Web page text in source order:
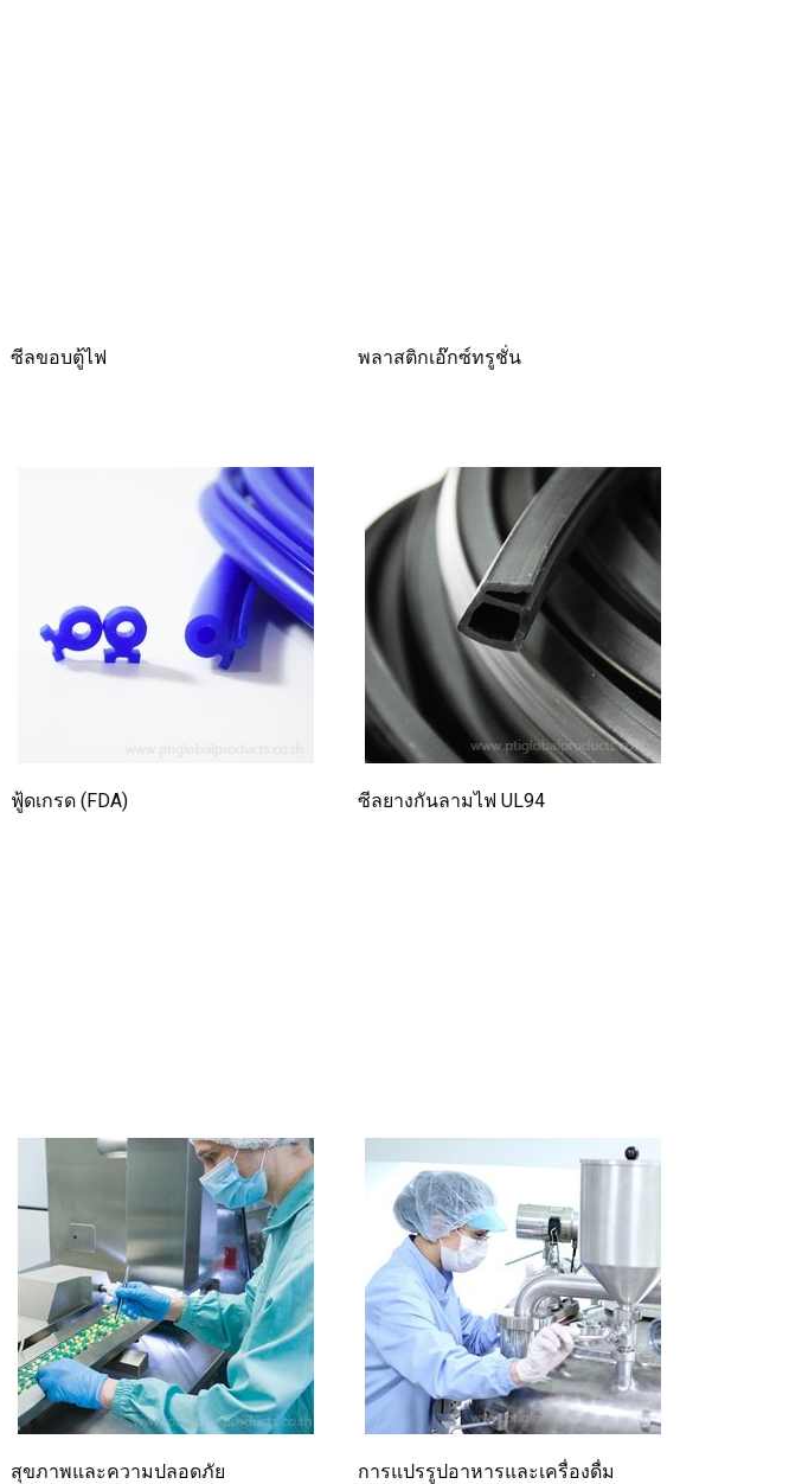
ซีลขอบตู้ไฟ พลาสติกเอ๊กซ์ทรูชั่น
ฟู้ดเกรด (FDA) ซีลยางกันลามไฟ UL94
สุขภาพและความปลอดภัย การแปรรูปอาหารและเครื่องดื่ม